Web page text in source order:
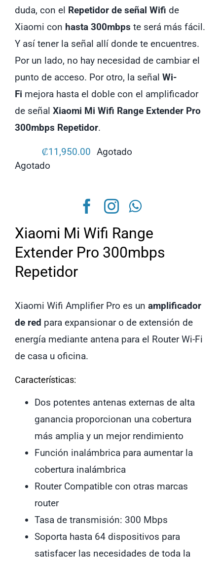
duda, con el Repetidor de señal Wifi de
Xiaomi con hasta 300mbps te será más fácil.
Y así tener la señal allí donde te encuentres.
Por un lado, no hay necesidad de cambiar el
punto de acceso. Por otro, la señal Wi-
Fi mejora hasta el doble con el amplificador
de señal Xiaomi Mi Wifi Range Extender Pro
300mbps Repetidor.
₡11,950.00 Agotado
Agotado
Xiaomi Mi Wifi Range
Extender Pro 300mbps
Repetidor
Xiaomi Wifi Amplifier Pro es un amplificador
de red para expansionar o de extensión de
energía mediante antena para el Router Wi-Fi
de casa u oficina.
Características:
Dos potentes antenas externas de alta
ganancia proporcionan una cobertura
más amplia y un mejor rendimiento
Función inalámbrica para aumentar la
cobertura inalámbrica
Router Compatible con otras marcas
router
Tasa de transmisión: 300 Mbps
Soporta hasta 64 dispositivos para
satisfacer las necesidades de toda la